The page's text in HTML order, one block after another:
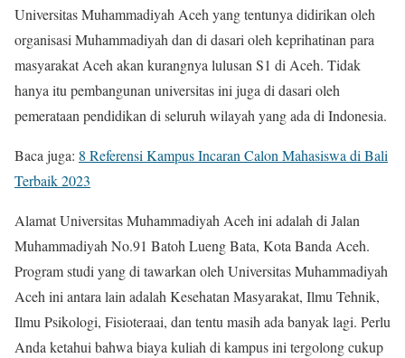
Universitas Muhammadiyah Aceh yang tentunya didirikan oleh
organisasi Muhammadiyah dan di dasari oleh keprihatinan para
masyarakat Aceh akan kurangnya lulusan S1 di Aceh. Tidak
hanya itu pembangunan universitas ini juga di dasari oleh
pemerataan pendidikan di seluruh wilayah yang ada di Indonesia.
Baca juga: 8 Referensi Kampus Incaran Calon Mahasiswa di Bali
Terbaik 2023
Alamat Universitas Muhammadiyah Aceh ini adalah di Jalan
Muhammadiyah No.91 Batoh Lueng Bata, Kota Banda Aceh.
Program studi yang di tawarkan oleh Universitas Muhammadiyah
Aceh ini antara lain adalah Kesehatan Masyarakat, Ilmu Tehnik,
Ilmu Psikologi, Fisioteraai, dan tentu masih ada banyak lagi. Perlu
Anda ketahui bahwa biaya kuliah di kampus ini tergolong cukup